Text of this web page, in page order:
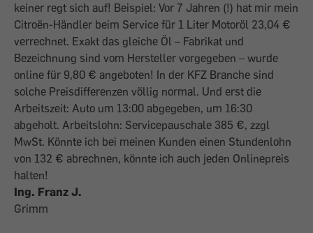
keiner regt sich auf! Beispiel: Vor 7 Jahren (!) hat mir mein
Citroën-Händler beim Service für 1 Liter Motoröl 23,04 €
verrechnet. Exakt das gleiche Öl – Fabrikat und
Bezeichnung sind vom Hersteller vorgegeben – wurde
online für 9,80 € angeboten! In der KFZ Branche sind
solche Preisdifferenzen völlig normal. Und erst die
Arbeitszeit: Auto um 13:00 abgegeben, um 16:30
abgeholt. Arbeitslohn: Servicepauschale 385 €, zzgl
MwSt. Könnte ich bei meinen Kunden einen Stundenlohn
von 132 € abrechnen, könnte ich auch jeden Onlinepreis
halten!
Ing. Franz J.
Grimm